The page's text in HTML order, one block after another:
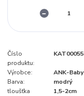
Číslo
produktu:
KAT00055
Výrobce:
ANK-Baby
Barva:
modrý
tloušťka
1,5-2cm